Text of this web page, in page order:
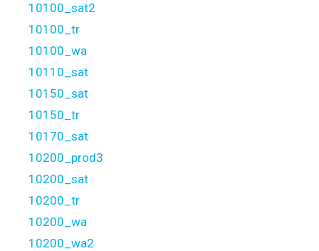
10100_sat2
10100_tr
10100_wa
10110_sat
10150_sat
10150_tr
10170_sat
10200_prod3
10200_sat
10200_tr
10200_wa
10200_wa2